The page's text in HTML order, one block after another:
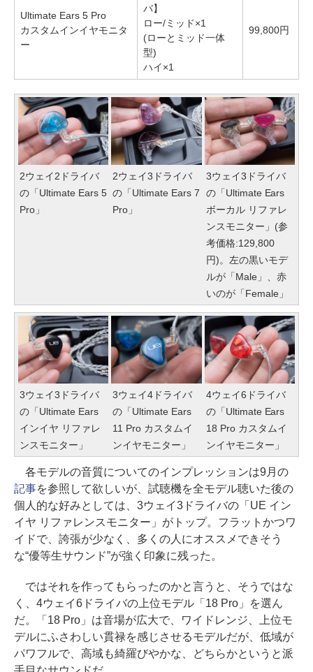
Ultimate Ears 5 Pro
カスタムインイヤモニタ
ー
バ】
ロー/ミッド×1
(ローとミッド一体
型)
ハイ×1
99,800円
2ウェイ2ドライバ
の「Ultimate Ears 5
Pro」
2ウェイ3ドライバ
の「Ultimate Ears 7
Pro」
3ウェイ3ドライバ
の「Ultimate Ears
ボーカル リファレ
ンスモニター」(参
考価格:129,800
円)。左の黒いモデ
ルが「Male」、赤
いのが「Female」
3ウェイ3ドライバ
の「Ultimate Ears
インイヤ リファレ
ンスモニター」
3ウェイ4ドライバ
の「Ultimate Ears
11 Pro カスタムイ
ンイヤモニター」
4ウェイ6ドライバ
の「Ultimate Ears
18 Pro カスタムイ
ンイヤモニター」
各モデルの音質についてのインプレッションは9月の
記事を参照して欲しいが、試聴機を全モデル聴いた後の
個人的な好みとしては、3ウェイ3ドライバの「UE イン
イヤ リファレンスモニター」がトップ。フラットかつワ
イドで、誇張が少なく、多くの人にオススメできそう
な“優等生サウンド”が強く印象に残った。
ではそれを作ってもらったのかと言うと、そうではな
く、4ウェイ6ドライバの上位モデル「18 Pro」を選ん
だ。「18 Pro」は音場が広大で、ワイドレンジ、上位モ
デルにふさわしい貫禄を感じさせるモデルだが、低域が
パワフルで、高域も綺羅びやかな、どちらかというと派